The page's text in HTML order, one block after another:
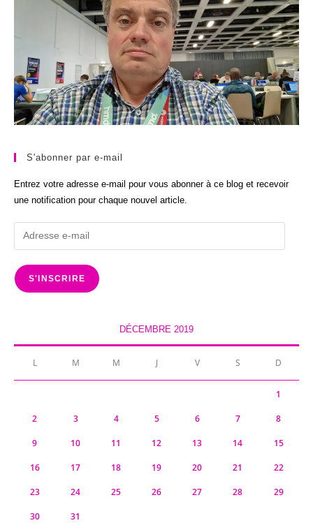
S'abonner par e-mail
Entrez votre adresse e-mail pour vous abonner à ce blog et recevoir
une notification pour chaque nouvel article.
Adresse
e-
mail
S'INSCRIRE
DÉCEMBRE 2019
L M M J V S D
1
2 3 4 5 6 7 8
9 10 11 12 13 14 15
16 17 18 19 20 21 22
23 24 25 26 27 28 29
30 31